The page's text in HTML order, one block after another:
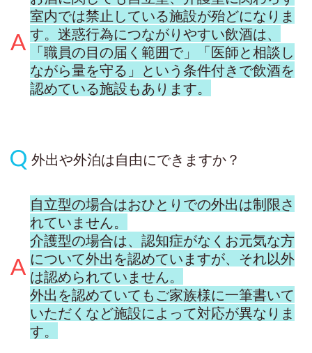
室内では禁止している施設が殆どになりま
す。迷惑行為につながりやすい飲酒は、
「職員の目の届く範囲で」「医師と相談し
ながら量を守る」という条件付きで飲酒を
認めている施設もあります。
外出や外泊は自由にできますか？
自立型の場合はおひとりでの外出は制限さ
れていません。
介護型の場合は、認知症がなくお元気な方
について外出を認めていますが、それ以外
は認められていません。
外出を認めていてもご家族様に一筆書いて
いただくなど施設によって対応が異なりま
す。